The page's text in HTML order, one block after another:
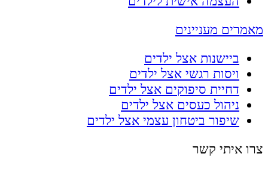
מאמרים מעניינים
ביישנות אצל ילדים
ויסות רגשי אצל ילדים
דחיית סיפוקים אצל ילדים
ניהול כעסים אצל ילדים
שיפור ביטחון עצמי אצל ילדים
צרו איתי קשר